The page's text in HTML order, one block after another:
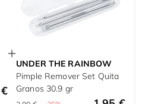
UNDER THE RAINBOW
Pimple Remover Set Quita
Granos 30.9 gr